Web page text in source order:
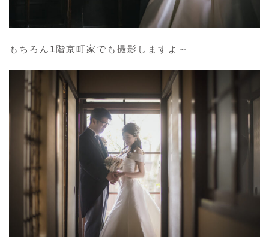
もちろん1階京町家でも撮影しますよ～